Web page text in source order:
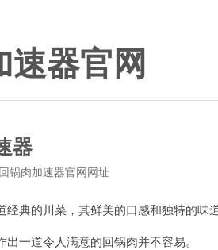
速器官网
器
回锅肉加速器官网网址
典的川菜，其鲜美的口感和独特的味道
一道令人满意的回锅肉并不容易。